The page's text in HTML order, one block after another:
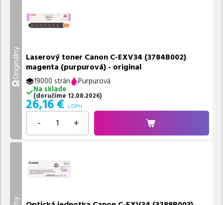
Originálny Laserový toner Canon C-EXV34 (3784B002)
magenta (purpurová) - original
19000 strán
Purpurová
Na sklade
(doručíme 12.08.2026)
26,16 € s DPH
- +